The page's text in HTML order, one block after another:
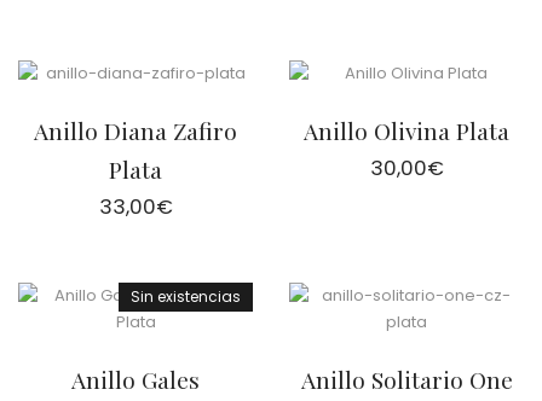
Anillo Diana Zafiro
Plata
33,00€
Anillo Olivina Plata
30,00€
Sin existencias
Anillo Gales
Anillo Solitario One